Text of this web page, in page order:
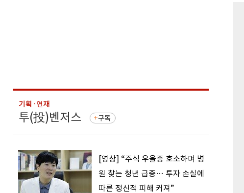
기획·연재
투(投)벤저스 구독
[영상] “주식 우울증 호소하며 병
원 찾는 청년 급증… 투자 손실에
따른 정신적 피해 커져”